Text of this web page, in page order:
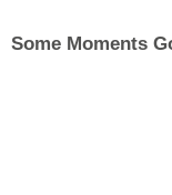
Some Moments